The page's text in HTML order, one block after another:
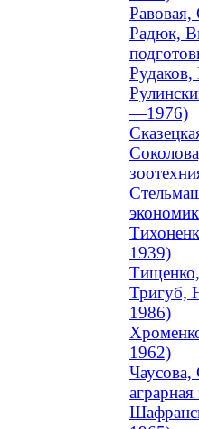
Равовая,
Радюк,
—1976)
1939)
Тищенко,
Тригуб,
1986)
1962)
Чаусова,